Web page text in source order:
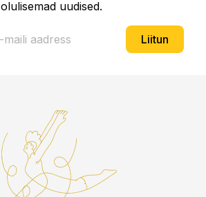
olulisemad uudised.
Liitun